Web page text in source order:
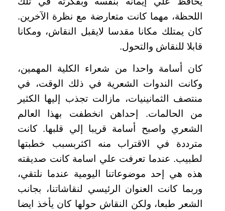
اللحظة، مهما كانت متعارضة مع نظرة الآخرين.
كان يمتلك مكانا مقدسا لايقبل النقاش، ومكانا
قابلا للنقاش والتحول.
كان أسامة واحدا من شعراء الكلية المهمين،
وكانت الندوات الشعرية في ذلك الوقت، في
منتصف الثمانينيات، مازالت تجذب إليها الكثير
من الحالمات. إحداهن انخطفت بهذا العالم
الشعري واصبح أسامة قريبا إلي قلبها. كانت
مترددة في الاقتراب منه اكثربسبب خطبتها
لطبيب. عندما تعرفت علي اسامة كانت صديقته
هذه هي إحد موضوعاتنا اليومية عندما نلتقي،
وربما كانت العنوان الرئيسي لنقاشاتنا، بجانب
الشعر طبعا، ولكن النقاش حولها كان يأخذ ايضا